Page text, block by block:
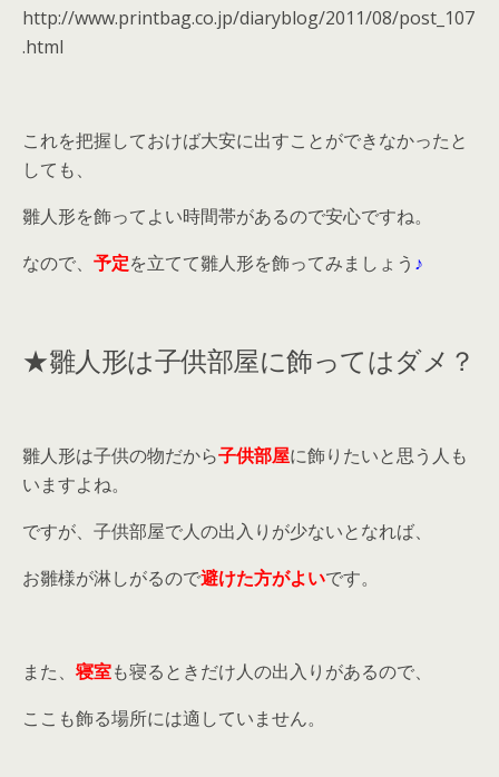
http://www.printbag.co.jp/diaryblog/2011/08/post_107
.html
これを把握しておけば大安に出すことができなかったと
しても、
雛人形を飾ってよい時間帯があるので安心ですね。
なので、 予定を立てて雛人形を飾ってみましょう ♪
★雛人形は子供部屋に飾ってはダメ？
雛人形は子供の物だから子供部屋に飾りたいと思う人も
いますよね。
ですが、子供部屋で人の出入りが少ないとなれば、
お雛様が淋しがるので避けた方がよいです。
また、 寝室も寝るときだけ人の出入りがあるので、
ここも飾る場所には適していません。